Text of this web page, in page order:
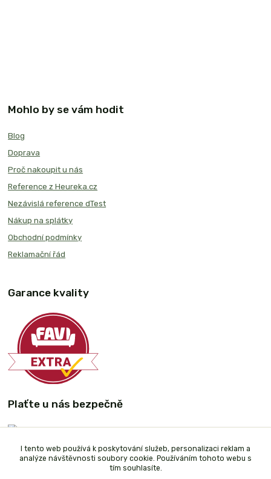
Mohlo by se vám hodit
Blog
Doprava
Proč nakoupit u nás
Reference z Heureka.cz
Nezávislá reference dTest
Nákup na splátky
Obchodní podmínky
Reklamační řád
Garance kvality
Plaťte u nás bezpečně
I tento web používá k poskytování služeb, personalizaci reklam a
analýze návštěvnosti soubory cookie. Používáním tohoto webu s
tím souhlasíte.